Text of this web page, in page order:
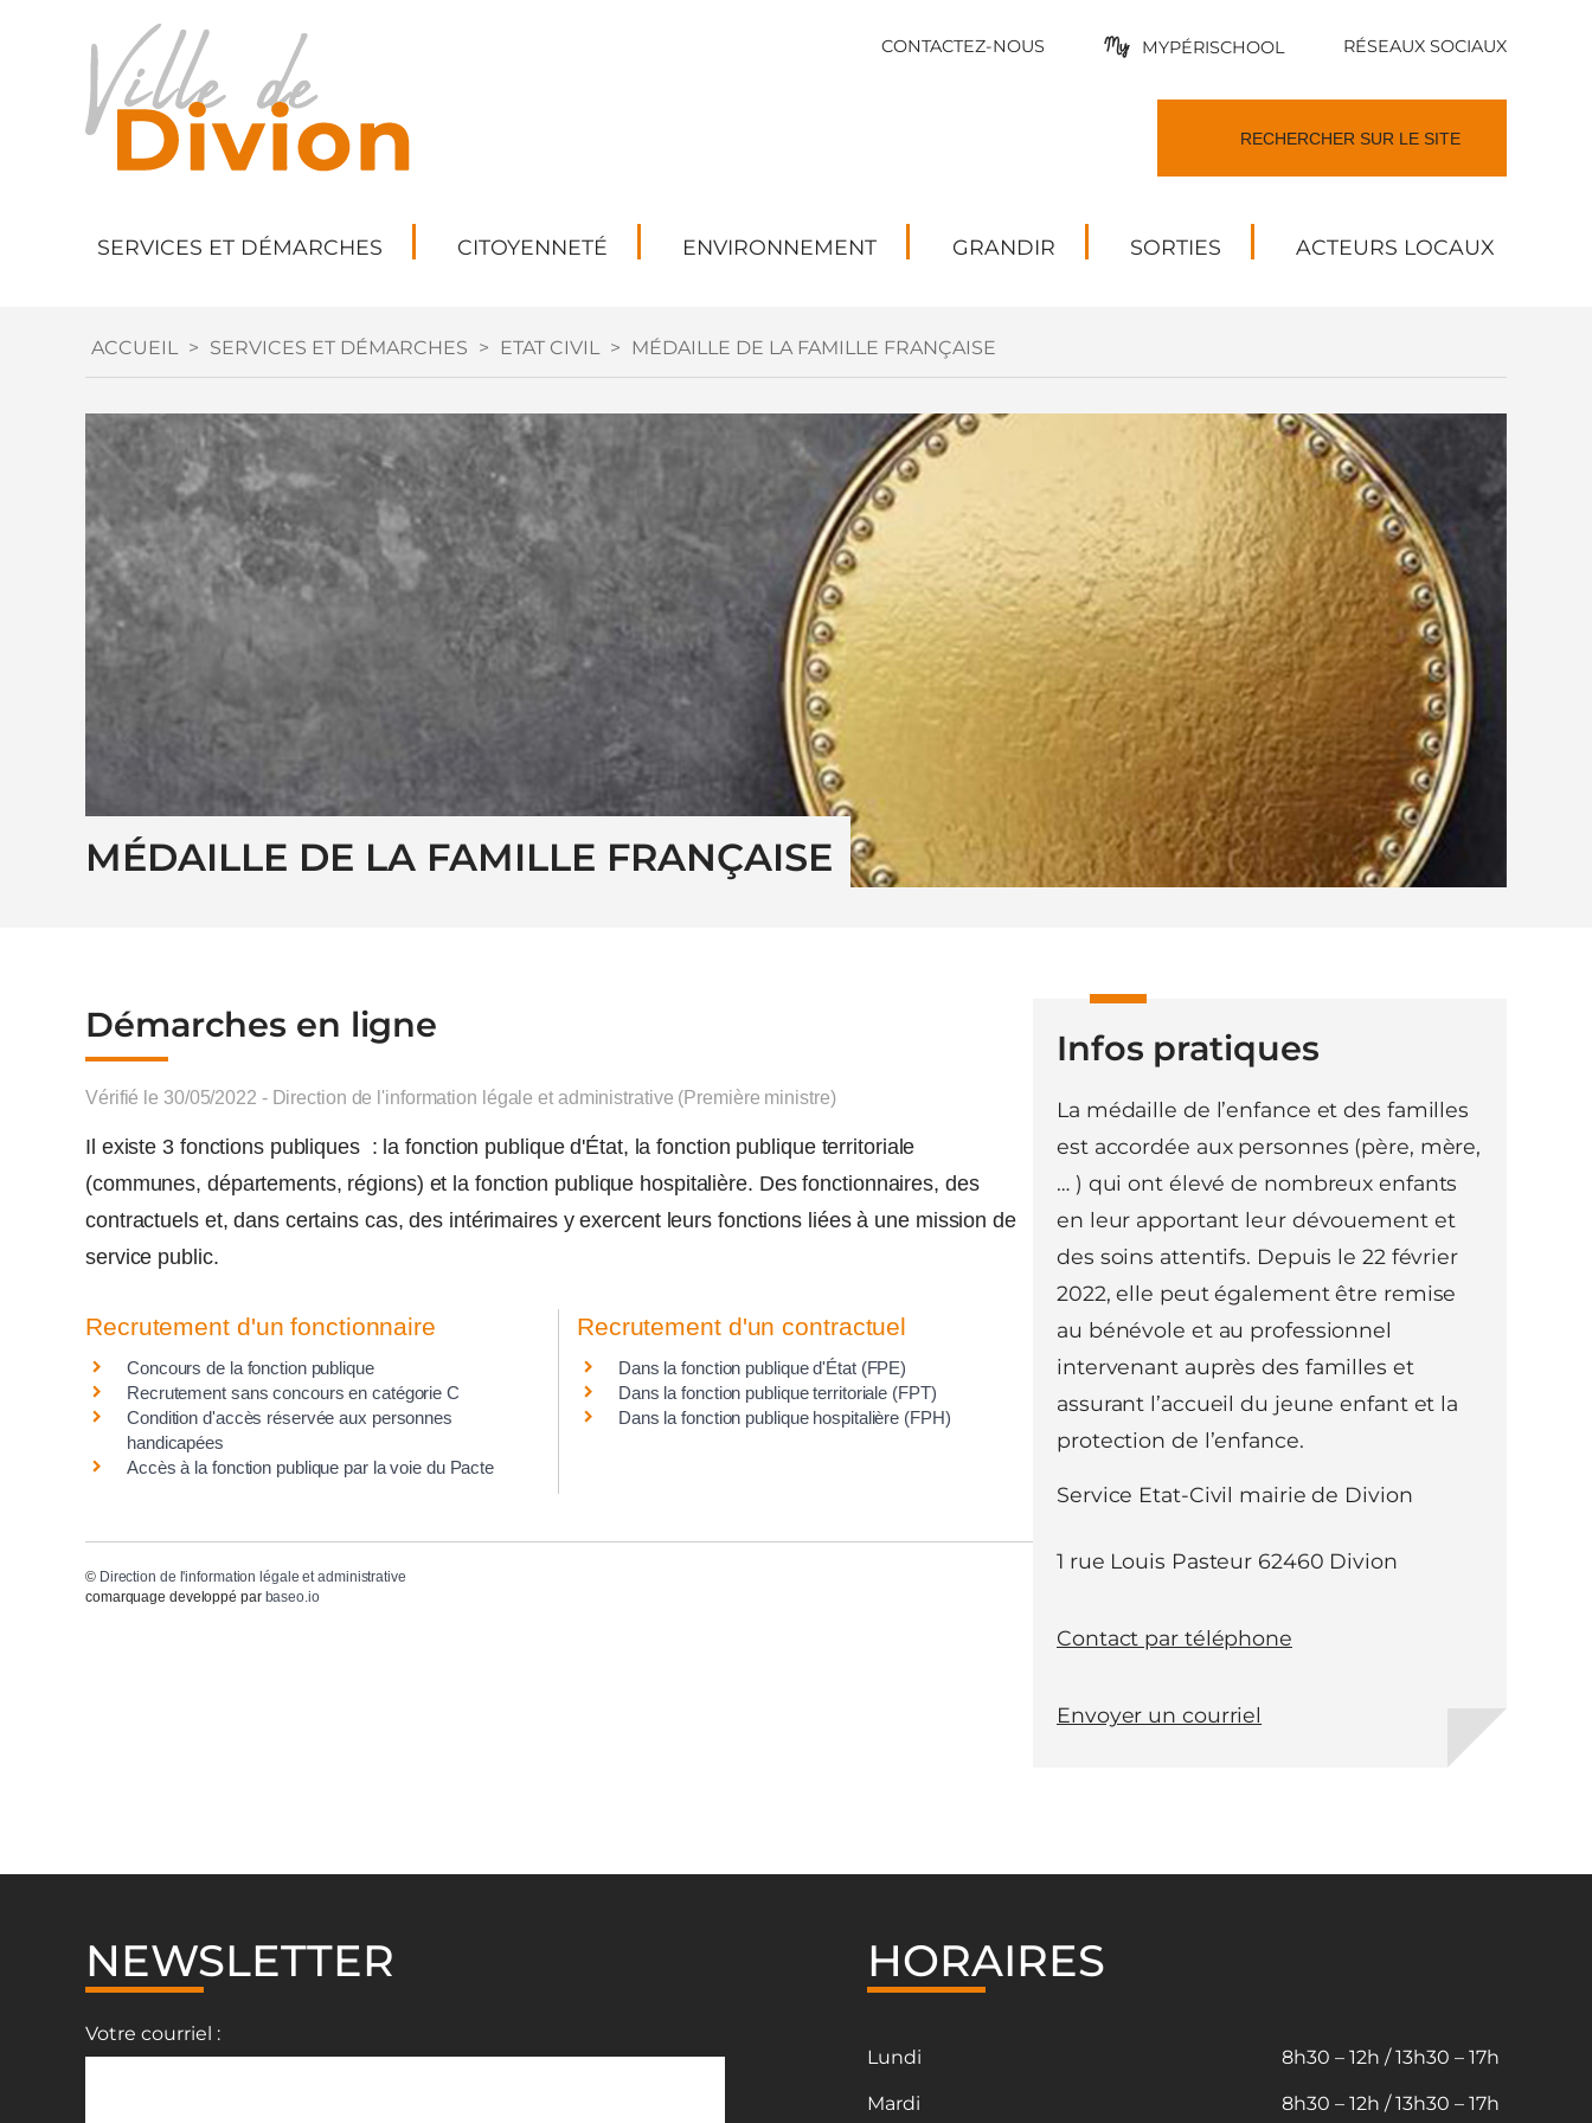
CONTACTEZ-NOUS MYPÉRISCHOOL RÉSEAUX SOCIAUX
SERVICES ET DÉMARCHES CITOYENNETÉ ENVIRONNEMENT GRANDIR SORTIES ACTEURS LOCAUX
ACCUEIL > SERVICES ET DÉMARCHES > ETAT CIVIL > MÉDAILLE DE LA FAMILLE FRANÇAISE
MÉDAILLE DE LA FAMILLE FRANÇAISE
Démarches en ligne
Vérifié le 30/05/2022 - Direction de l'information légale et administrative (Première ministre)
Il existe 3 fonctions publiques : la fonction publique d'État, la fonction publique territoriale
(communes, départements, régions) et la fonction publique hospitalière. Des fonctionnaires, des
contractuels et, dans certains cas, des intérimaires y exercent leurs fonctions liées à une mission de
service public.
Recrutement d'un fonctionnaire
Concours de la fonction publique
Recrutement sans concours en catégorie C
Condition d'accès réservée aux personnes
handicapées
Accès à la fonction publique par la voie du Pacte
Recrutement d'un contractuel
Dans la fonction publique d'État (FPE)
Dans la fonction publique territoriale (FPT)
Dans la fonction publique hospitalière (FPH)
© Direction de l'information légale et administrative
comarquage developpé par baseo.io
Infos pratiques
La médaille de l’enfance et des familles
est accordée aux personnes (père, mère,
… ) qui ont élevé de nombreux enfants
en leur apportant leur dévouement et
des soins attentifs. Depuis le 22 février
2022, elle peut également être remise
au bénévole et au professionnel
intervenant auprès des familles et
assurant l’accueil du jeune enfant et la
protection de l’enfance.
Service Etat-Civil mairie de Divion
1 rue Louis Pasteur 62460 Divion
Contact par téléphone
Envoyer un courriel
NEWSLETTER
Votre courriel :
HORAIRES
Lundi
Mardi
8h30 – 12h / 13h30 – 17h
8h30 – 12h / 13h30 – 17h